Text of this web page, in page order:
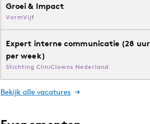
Groei & Impact
VormVijf
Expert interne communicatie (28 uur
per week)
Stichting CliniClowns Nederland
Bekijk alle vacatures